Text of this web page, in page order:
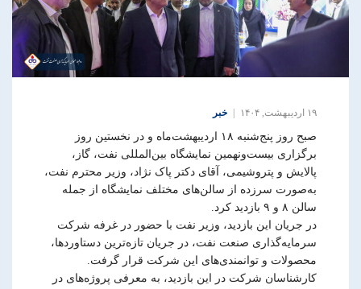
۱۹ اردیبهشت, ۱۴۰۴ خبر
صبح روز پنج‌شنبه ۱۸ اردیبهشت‌ماه و در نخستین روز
برگزاری بیست‌ونهمین نمایشگاه بین‌المللی نفت، گاز،
پالایش و پتروشیمی، آقای دکتر پاک نژاد، وزیر محترم نفت،
به‌صورت سرزده از سالن‌های مختلف نمایشگاه از جمله
سالن ۸ و ۹ بازدید کرد.
در جریان این بازدید، وزیر نفت با حضور در غرفه شرکت
سرمایه‌گذاری صنعت نفت، در جریان تازه‌ترین دستاوردها،
محصولات و توانمندی‌های این شرکت قرار گرفت.
کارشناسان شرکت در این بازدید، به معرفی پروژه‌های در